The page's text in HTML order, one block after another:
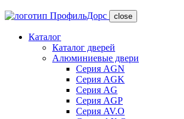
close
Каталог
Каталог дверей
Алюминиевые двери
Серия AGN
Серия AGK
Серия AG
Серия AGP
Серия AV.O